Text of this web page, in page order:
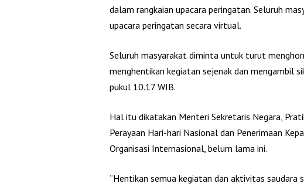
dalam rangkaian upacara peringatan. Seluruh
upacara peringatan secara virtual.
Seluruh masyarakat diminta untuk turut
menghentikan kegiatan sejenak dan mengambil
pukul 10.17 WIB.
Hal itu dikatakan Menteri Sekretaris Negara,
Perayaan Hari-hari Nasional dan Penerimaan
Organisasi Internasional, belum lama ini.
“Hentikan semua kegiatan dan aktivitas